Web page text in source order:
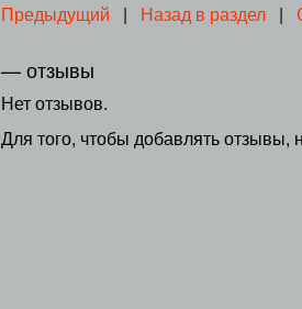
Предыдущий | Назад в раздел|
— отзывы
Нет отзывов.
Для того, чтобы добавлять отзывы,